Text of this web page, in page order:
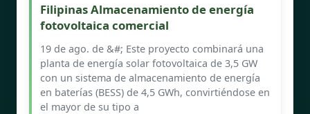
Filipinas Almacenamiento de energía
fotovoltaica comercial
19 de ago. de &#; Este proyecto combinará una
planta de energía solar fotovoltaica de 3,5 GW
con un sistema de almacenamiento de energía
en baterías (BESS) de 4,5 GWh, convirtiéndose en
el mayor de su tipo a